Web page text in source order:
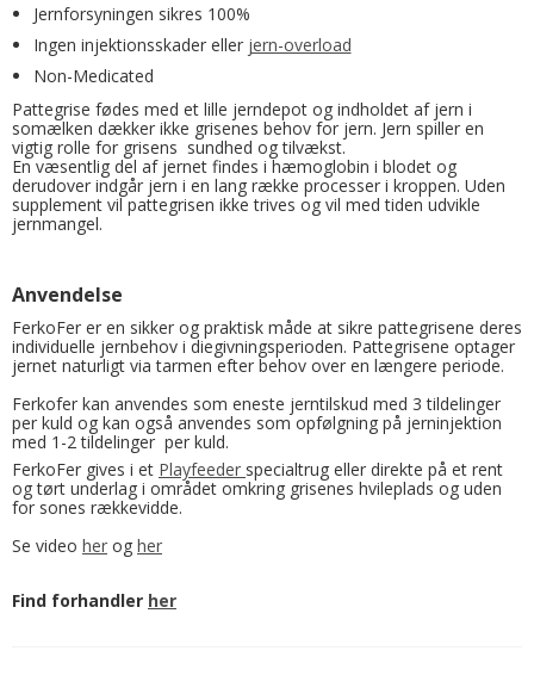
Jernforsyningen sikres 100%
Ingen injektionsskader eller jern-overload
Non-Medicated
Pattegrise fødes med et lille jerndepot og indholdet af jern i
somælken dækker ikke grisenes behov for jern. Jern spiller en
vigtig rolle for grisens sundhed og tilvækst.
En væsentlig del af jernet findes i hæmoglobin i blodet og
derudover indgår jern i en lang række processer i kroppen. Uden
supplement vil pattegrisen ikke trives og vil med tiden udvikle
jernmangel.
Anvendelse
FerkoFer er en sikker og praktisk måde at sikre pattegrisene deres
individuelle jernbehov i diegivningsperioden. Pattegrisene optager
jernet naturligt via tarmen efter behov over en længere periode.
Ferkofer kan anvendes som eneste jerntilskud med 3 tildelinger
per kuld og kan også anvendes som opfølgning på jerninjektion
med 1-2 tildelinger per kuld.
FerkoFer gives i et Playfeeder specialtrug eller direkte på et rent
og tørt underlag i området omkring grisenes hvileplads og uden
for sones rækkevidde.
Se video her og her
Find forhandler her